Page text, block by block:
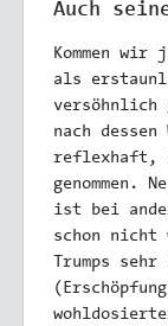
Auch
Kommen
als
versöhnlich
nach
reflexhaft,
genommen.
ist bei
schon nicht
Trumps